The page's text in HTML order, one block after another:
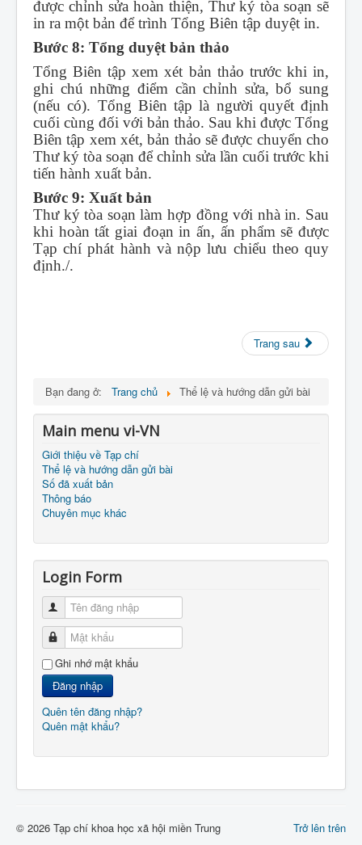
được chỉnh sửa hoàn thiện, Thư ký tòa soạn sẽ
in ra một bản để trình Tổng Biên tập duyệt in.
Bước 8: Tổng duyệt bản thảo
Tổng Biên tập xem xét bản thảo trước khi in,
ghi chú những điểm cần chỉnh sửa, bổ sung
(nếu có). Tổng Biên tập là người quyết định
cuối cùng đối với bản thảo. Sau khi được Tổng
Biên tập xem xét, bản thảo sẽ được chuyển cho
Thư ký tòa soạn để chỉnh sửa lần cuối trước khi
tiến hành xuất bản.
Bước 9: Xuất bản
Thư ký tòa soạn làm hợp đồng với nhà in. Sau
khi hoàn tất giai đoạn in ấn, ấn phẩm sẽ được
Tạp chí phát hành và nộp lưu chiểu theo quy
định./.
Trang sau
Bạn đang ở: Trang chủ Thể lệ và hướng dẫn gửi bài
Main menu vi-VN
Giới thiệu về Tạp chí
Thể lệ và hướng dẫn gửi bài
Số đã xuất bản
Thông báo
Chuyên mục khác
Login Form
Tên đăng nhập
Mật khẩu
Ghi nhớ mật khẩu
Đăng nhập
Quên tên đăng nhập?
Quên mật khẩu?
Trở lên trên
© 2026 Tạp chí khoa học xã hội miền Trung